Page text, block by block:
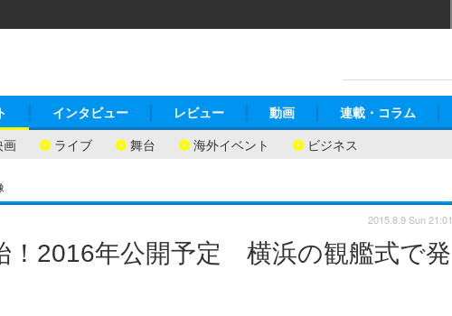
画 ライブ 舞台 海外イベント ビジネス
インタビュー レビュー 動画 連載・コラム
！2016年公開予定 横浜の観艦式で発
2015.8.9 Sun 21:01